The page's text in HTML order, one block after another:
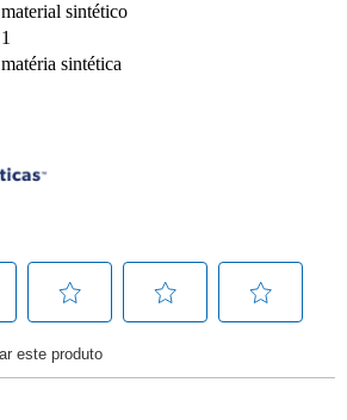
material sintético
1
matéria sintética